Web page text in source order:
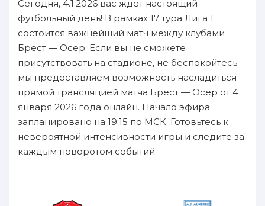
Сегодня, 4.1.2026 вас ждет настоящий
футбольный день! В рамках 17 тура Лига 1
состоится важнейший матч между клубами
Брест — Осер. Если вы не сможете
присутствовать на стадионе, не беспокойтесь -
мы предоставляем возможность насладиться
прямой трансляцией матча Брест — Осер от 4
января 2026 года онлайн. Начало эфира
запланировано на 19:15 по МСК. Готовьтесь к
невероятной интенсивности игры и следите за
каждым поворотом событий.